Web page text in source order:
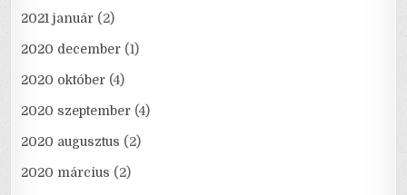
2021 január (2)
2020 december (1)
2020 október (4)
2020 szeptember (4)
2020 augusztus (2)
2020 március (2)